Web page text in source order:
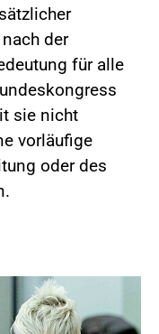
der
für alle
sie nicht
vorläufige
oder des